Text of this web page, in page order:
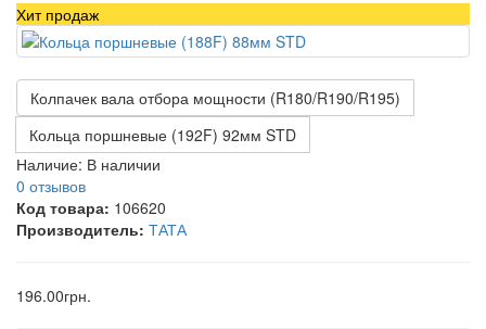
Хит продаж
Колпачек вала отбора мощности (R180/R190/R195)
Кольца поршневые (192F) 92мм STD
Наличие: В наличии
0 отзывов
Код товара: 106620
Производитель: ТАТА
196.00грн.